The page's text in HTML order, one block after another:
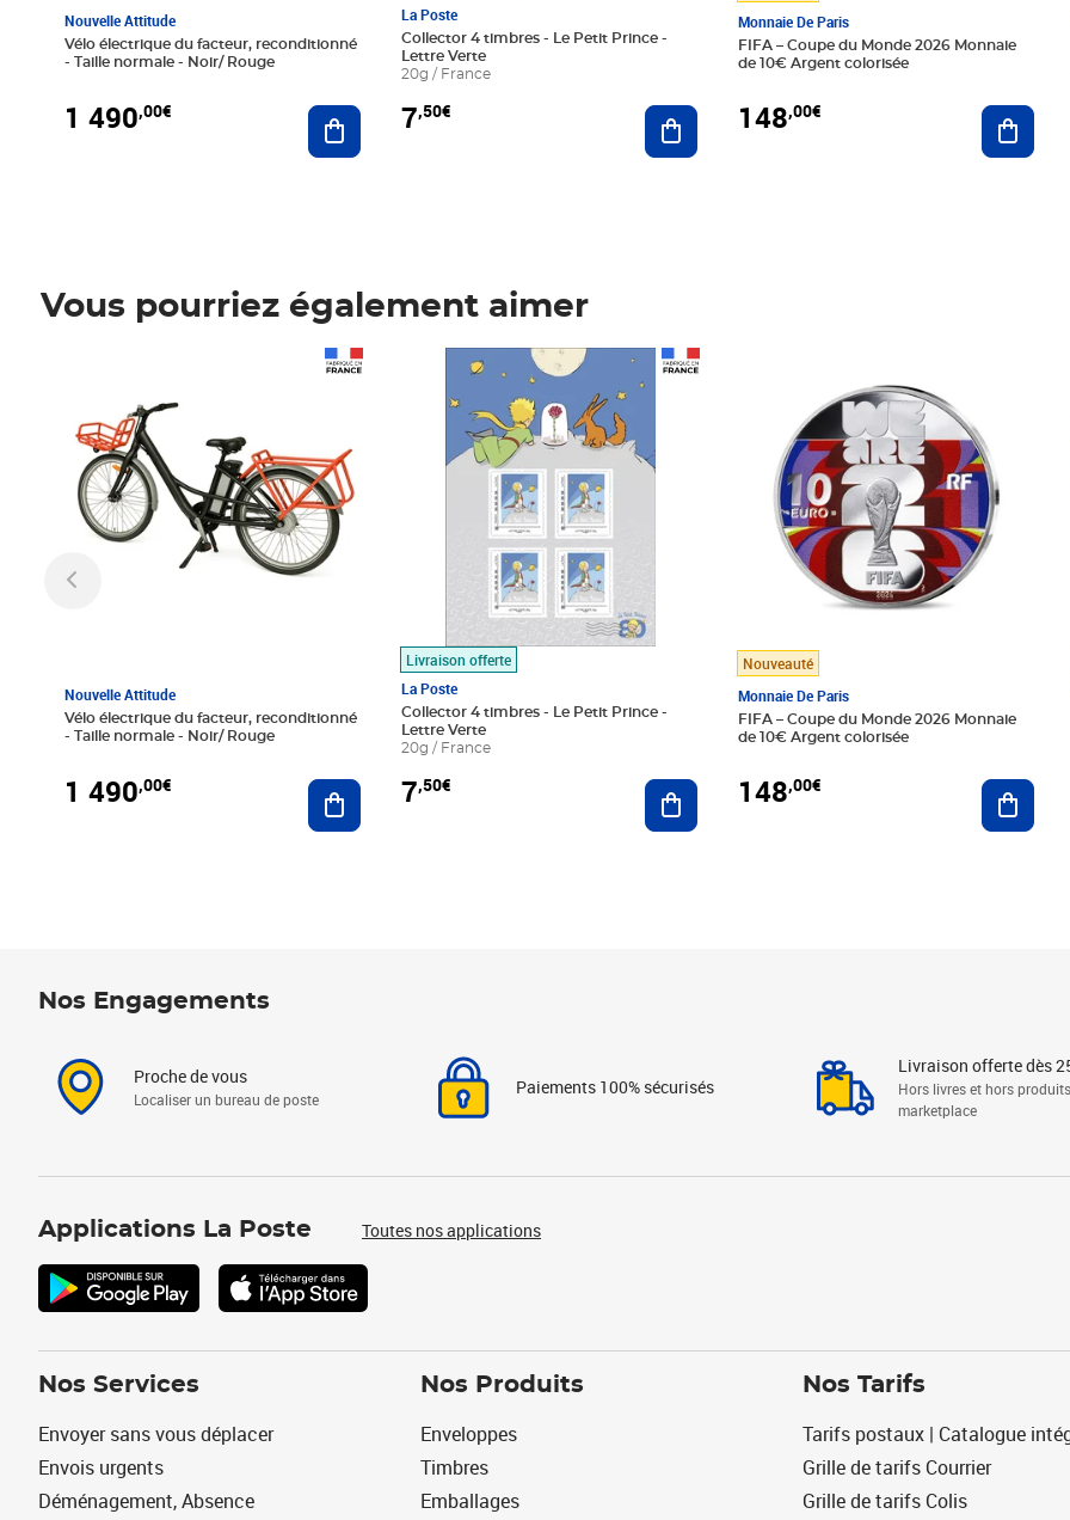
Nouvelle Attitude
Vélo électrique du facteur, reconditionné
- Taille normale - Noir/ Rouge
1 490,00€ Ajouter au panier
La Poste
Collector 4 timbres - Le Petit Prince -
Lettre Verte
20g / France
7,50€ Ajouter au panier
Monnaie De Paris
FIFA – Coupe du Monde 2026 Monnaie
de 10€ Argent colorisée
148,00€
Vous pourriez également aimer
Nouvelle Attitude
Vélo électrique du facteur, reconditionné
- Taille normale - Noir/ Rouge
1 490,00€ Ajouter au panier
Livraison offerte
La Poste
Collector 4 timbres - Le Petit Prince -
Lettre Verte
20g / France
7,50€
Prix 7,50€
Ajouter au panier
Nouveauté
Monnaie De Paris
FIFA – Coupe du Monde 2026 Monnaie
de 10€ Argent colorisée
148,00€
Nos Engagements
Proche de vous
Localiser un bureau de poste
Paiements 100% sécurisés
Livraison offerte dès
Hors livres et hors produits
marketplace
Applications La Poste Toutes nos applications
Nos Services
Envoyer sans vous déplacer
Envois urgents
Déménagement, Absence
Nos Produits
Enveloppes
Timbres
Emballages
Nos Tarifs
Tarifs postaux | Catalogue
Grille de tarifs Courrier
Grille de tarifs Colis